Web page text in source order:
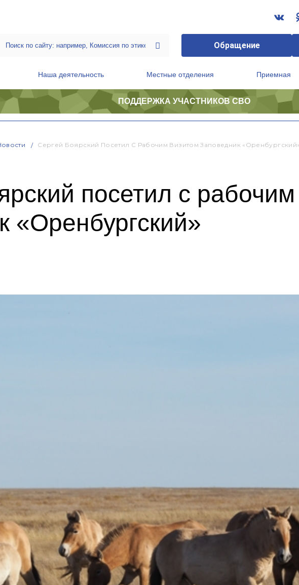
Обращение
Наша деятельность Местные отделения Приемная
ПОДДЕРЖКА УЧАСТНИКОВ СВО
Сергей Боярский Посетил С Рабочим Визитом Заповедник «Оренбургский»
посетил с
«Оренбургский»